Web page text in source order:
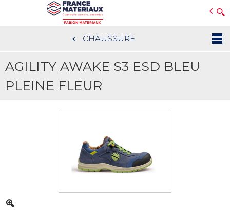
contenu
CHAUSSURE
AGILITY AWAKE S3 ESD BLEU
PLEINE FLEUR